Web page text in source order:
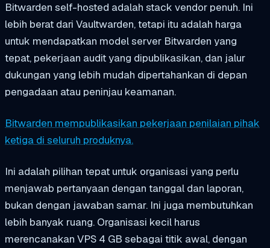
Bitwarden self-hosted adalah stack vendor penuh. Ini
lebih berat dari Vaultwarden, tetapi itu adalah harga
untuk mendapatkan model server Bitwarden yang
tepat, pekerjaan audit yang dipublikasikan, dan jalur
dukungan yang lebih mudah dipertahankan di depan
pengadaan atau peninjau keamanan.
Bitwarden mempublikasikan pekerjaan penilaian pihak
ketiga di seluruh produknya.
Ini adalah pilihan tepat untuk organisasi yang perlu
menjawab pertanyaan dengan tanggal dan laporan,
bukan dengan jawaban samar. Ini juga membutuhkan
lebih banyak ruang. Organisasi kecil harus
merencanakan VPS 4 GB sebagai titik awal, dengan